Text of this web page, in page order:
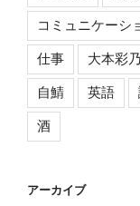
コミュニケーシ
仕事 大本彩乃
自鯖 英語
酒
アーカイブ